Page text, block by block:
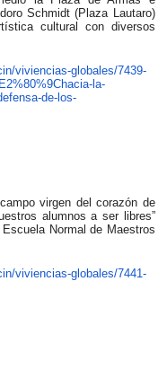
Schmidt (Plaza Lautaro)
cultural con diversos
viviencias-globales/7439-
la-
de-los-
virgen del corazón de
alumnos a ser libres”
Normal de Maestros
viviencias-globales/7441-